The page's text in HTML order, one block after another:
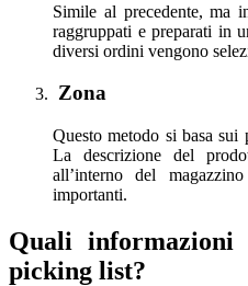
Simile al precedente, ma
raggruppati e preparati in
diversi ordini vengono
Zona
Questo metodo si basa
La descrizione del
all’interno del
importanti.
Quali informazioni
picking list?